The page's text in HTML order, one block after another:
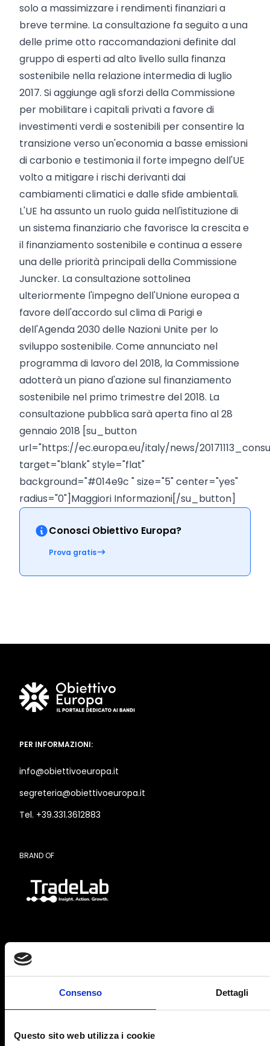
Consenso Dettagli
Questo sito web utilizza i cookie
solo a massimizzare i rendimenti finanziari a
breve termine. La consultazione fa seguito a una
delle prime otto raccomandazioni definite dal
gruppo di esperti ad alto livello sulla finanza
sostenibile nella relazione intermedia di luglio
2017. Si aggiunge agli sforzi della Commissione
per mobilitare i capitali privati a favore di
investimenti verdi e sostenibili per consentire la
transizione verso un'economia a basse emissioni
di carbonio e testimonia il forte impegno dell'UE
volto a mitigare i rischi derivanti dai
cambiamenti climatici e dalle sfide ambientali.
L'UE ha assunto un ruolo guida nell'istituzione di
un sistema finanziario che favorisce la crescita e
il finanziamento sostenibile e continua a essere
una delle priorità principali della Commissione
Juncker. La consultazione sottolinea
ulteriormente l'impegno dell'Unione europea a
favore dell'accordo sul clima di Parigi e
dell'Agenda 2030 delle Nazioni Unite per lo
sviluppo sostenibile. Come annunciato nel
programma di lavoro del 2018, la Commissione
adotterà un piano d'azione sul finanziamento
sostenibile nel primo trimestre del 2018. La
consultazione pubblica sarà aperta fino al 28
gennaio 2018 [su_button
url="https://ec.europa.eu/italy/news/
target="blank" style="flat"
background="#014e9c " size="5" center="yes"
radius="0"]Maggiori Informazioni[/su_button]
Conosci Obiettivo Europa?
Prova gratis
PER INFORMAZIONI:
info@obiettivoeuropa.it
segreteria@obiettivoeuropa.it
Tel. +39.331.3612883
BRAND OF
Via Marco d’Aviano, 2
20131 Milano (MI)